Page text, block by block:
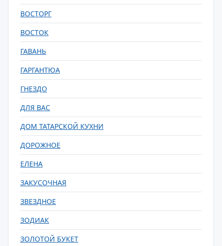
ВОСТОРГ
ВОСТОК
ГАВАНЬ
ГАРГАНТЮА
ГНЕЗДО
ДЛЯ ВАС
ДОМ ТАТАРСКОЙ КУХНИ
ДОРОЖНОЕ
ЕЛЕНА
ЗАКУСОЧНАЯ
ЗВЕЗДНОЕ
ЗОДИАК
ЗОЛОТОЙ БУКЕТ